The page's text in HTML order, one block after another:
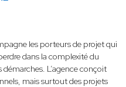
les porteurs de projet qui
dans la complexité du
L’agence conçoit
mais surtout des projets